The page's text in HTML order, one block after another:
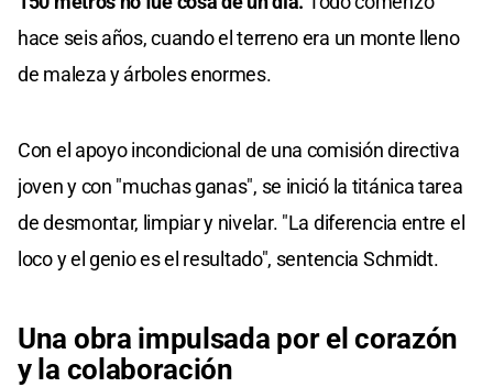
hace seis años, cuando el terreno era un monte lleno
de maleza y árboles enormes.
Con el apoyo incondicional de una comisión directiva
joven y con "muchas ganas", se inició la titánica tarea
de desmontar, limpiar y nivelar. "La diferencia entre el
loco y el genio es el resultado", sentencia Schmidt.
Una obra impulsada por el corazón
y la colaboración